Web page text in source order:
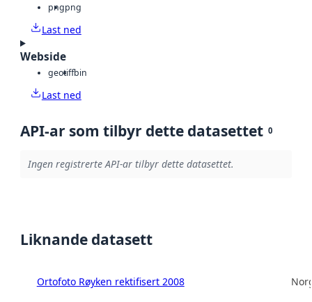
pngpng
Last ned
Webside
geotiffbin
Last ned
API-ar som tilbyr dette datasettet 0
Ingen registrerte API-ar tilbyr dette datasettet.
Liknande datasett
Ortofoto Røyken rektifisert 2008